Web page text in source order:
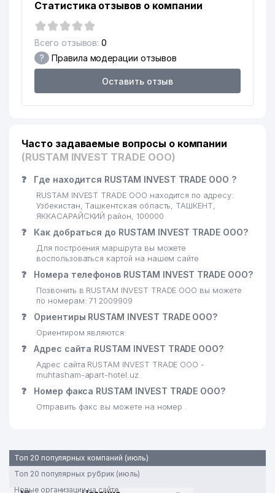
Статистика отзывов о компании
Всего отзывов: 0
? Правила модерации отзывов
Оставить отзыв
Часто задаваемые вопросы о компании
(RUSTAM INVEST TRADE ООО)
❓ Где находится RUSTAM INVEST TRADE ООО ?
RUSTAM INVEST TRADE ООО находится по адресу:
Узбекистан, Ташкентская область, ТАШКЕНТ,
ЯККАСАРАЙСКИЙ район, 100000
❓ Как добраться до RUSTAM INVEST TRADE ООО?
Для построения маршрута вы можете
воспользоваться картой на нашем сайте
❓ Номера телефонов RUSTAM INVEST TRADE ООО?
Позвонить в RUSTAM INVEST TRADE ООО вы можете
по номерам: 71 2009909
❓ Ориентиры RUSTAM INVEST TRADE ООО?
Ориентиром являются:
❓ Адрес сайта RUSTAM INVEST TRADE ООО?
Адрес сайта RUSTAM INVEST TRADE ООО -
muhtasham-apart-hotel.uz
❓ Номер факса RUSTAM INVEST TRADE ООО?
Отправить факс вы можете на номер .
Топ 20 популярных компаний (июль)
Топ 20 популярных рубрик (июль)
Новые организации на сайте